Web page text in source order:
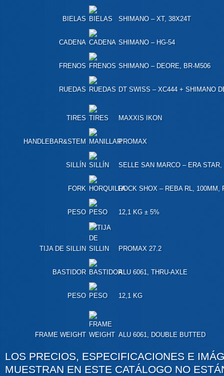
BIELAS SHIMANO – XT, 38X24T
CADENA SHIMANO – HG-54
FRENOS SHIMANO – DEORE, BR-M506
RUEDAS DT SWISS – XC444 + SHIMANO
TIRES MAXXIS IKON
HANDLEBAR&STEM PROMAX
SILLÍN SELLE SAN MARCO – ERA STAR,
FORK ROCK SHOX – REBA RL, 100MM,
PESO 12,1 KG ± 5%
TIJA DE SILLIN PROMAX 27.2
BASTIDOR ALU 6061, THRU-AXLE
PESO 12,1 KG
FRAME WEIGHT ALU 6061, DOUBLE BUTTED
LOS PRECIOS, ESPECIFICACIONES E
MUESTRAN EN ESTE CATÁLOGO NO